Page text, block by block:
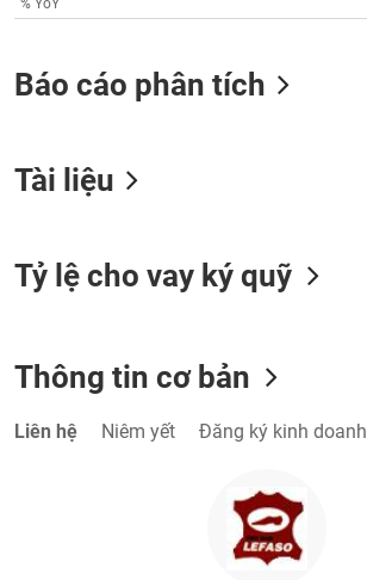
% YoY
Báo cáo phân tích
Tài liệu
Tỷ lệ cho vay ký quỹ
Thông tin cơ bản
Liên hệ Niêm yết Đăng ký kinh doanh
VỤ
TIỆN
SẢN
Mã
Chỉ số